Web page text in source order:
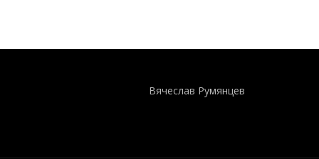
Вячеслав Румянцев